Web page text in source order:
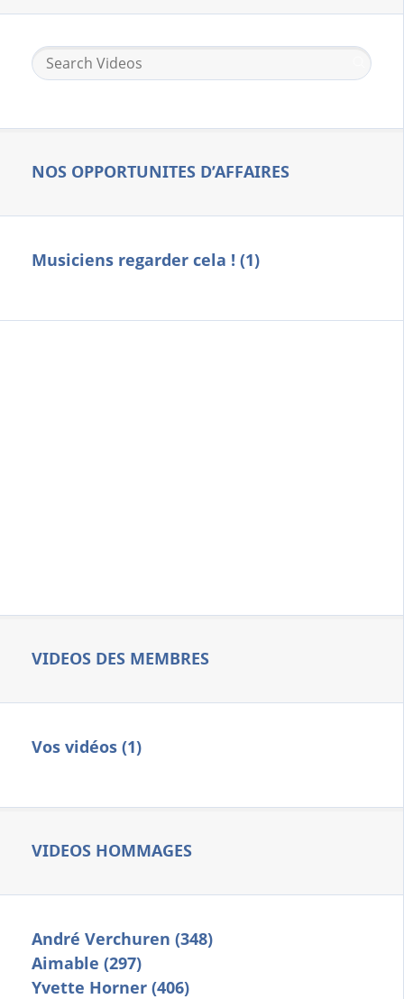
NOS OPPORTUNITES D’AFFAIRES
Musiciens regarder cela ! (1)
VIDEOS DES MEMBRES
Vos vidéos (1)
VIDEOS HOMMAGES
André Verchuren (348)
Aimable (297)
Yvette Horner (406)